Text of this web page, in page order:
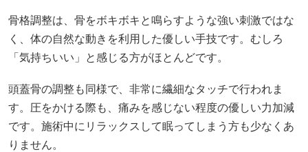
骨格調整は、骨をボキボキと鳴らすような強い刺激ではな
く、体の自然な動きを利用した優しい手技です。むしろ
「気持ちいい」と感じる方がほとんどです。
頭蓋骨の調整も同様で、非常に繊細なタッチで行われま
す。圧をかける際も、痛みを感じない程度の優しい力加減
です。施術中にリラックスして眠ってしまう方も少なくあ
りません。